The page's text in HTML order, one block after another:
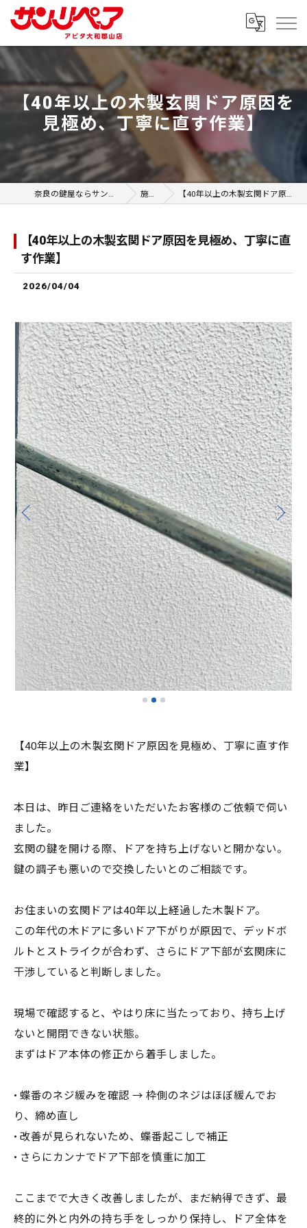
【40年以上の木製玄関ドア原因を
見極め、丁寧に直す作業】
奈良の鍵屋ならサンリペア アピタ大和郡山店 施工事例 【40年以上の木製玄関ドア原因を見極め、丁寧に直す作業】
【40年以上の木製玄関ドア原因を見極め、丁寧に直
す作業】
2026/04/04
【40年以上の木製玄関ドア原因を見極め、丁寧に直す作
業】
本日は、昨日ご連絡をいただいたお客様のご依頼で伺い
ました。
玄関の鍵を開ける際、ドアを持ち上げないと開かない。
鍵の調子も悪いので交換したいとのご相談です。
お住まいの玄関ドアは40年以上経過した木製ドア。
この年代の木ドアに多いドア下がりが原因で、デッドボ
ルトとストライクが合わず、さらにドア下部が玄関床に
干渉していると判断しました。
現場で確認すると、やはり床に当たっており、持ち上げ
ないと開閉できない状態。
まずはドア本体の修正から着手しました。
• 蝶番のネジ緩みを確認 → 枠側のネジはほぼ緩んでお
り、締め直し
• 改善が見られないため、蝶番起こしで補正
• さらにカンナでドア下部を慎重に加工
ここまでで大きく改善しましたが、まだ納得できず、最
終的に外と内外の持ち手をしっかり保持し、ドア全体を